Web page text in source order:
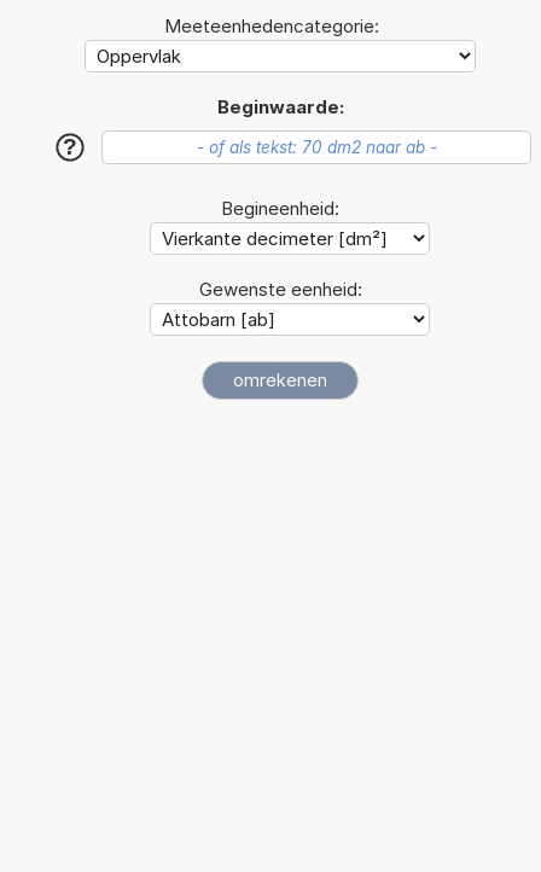
Meeteenhedencategorie:
Beginwaarde:
?
Begineenheid:
Gewenste eenheid: